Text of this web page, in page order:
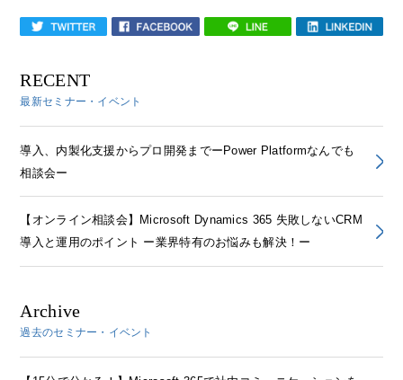
RECENT
最新セミナー・イベント
導入、内製化支援からプロ開発までーPower Platformなんでも
相談会ー
【オンライン相談会】Microsoft Dynamics 365 失敗しないCRM
導入と運用のポイント ー業界特有のお悩みも解決！ー
Archive
過去のセミナー・イベント